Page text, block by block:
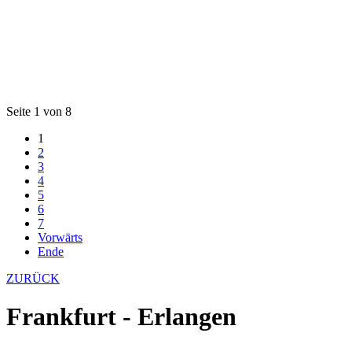
Seite 1 von 8
1
2
3
4
5
6
7
Vorwärts
Ende
ZURÜCK
Frankfurt - Erlangen